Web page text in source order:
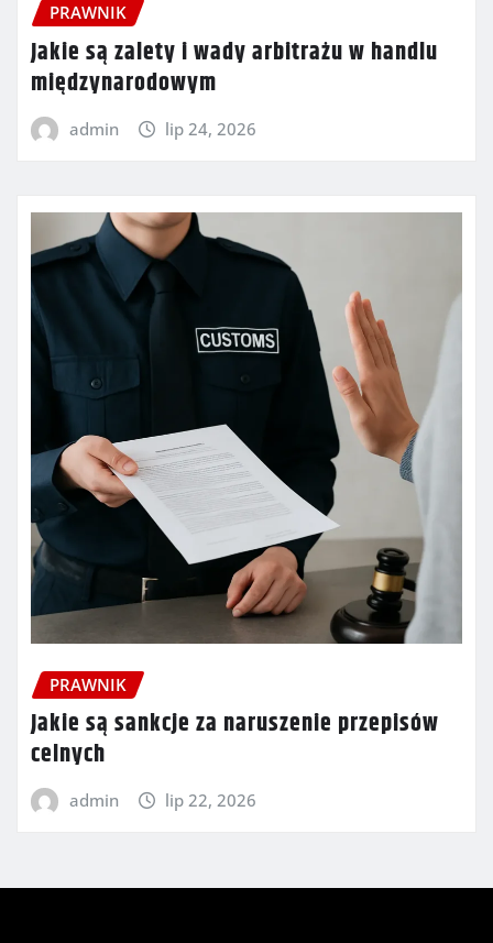
PRAWNIK
Jakie są zalety i wady arbitrażu w handlu
międzynarodowym
admin lip 24, 2026
PRAWNIK
Jakie są sankcje za naruszenie przepisów
celnych
admin lip 22, 2026